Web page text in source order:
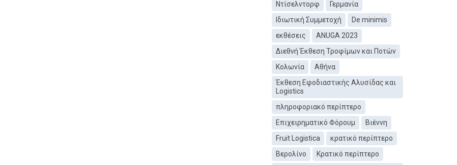
Ντίσελντορφ
Γερμανία
Ιδιωτική Συμμετοχή
De minimis
εκθέσεις
ANUGA 2023
Διεθνή Έκθεση Τροφίμων και Ποτών
Κολωνία
Αθήνα
Έκθεση Εφοδιαστικής Αλυσίδας και
Logistics
πληροφοριακό περίπτερο
Επιχειρηματικό Φόρουμ
Βιέννη
Fruit Logistica
κρατικό περίπτερο
Βερολίνο
Κρατικό περίπτερο